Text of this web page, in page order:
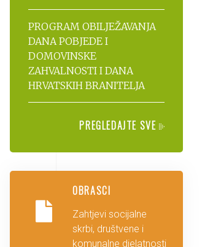
PROGRAM OBILJEŽAVANJA
DANA POBJEDE I
DOMOVINSKE
ZAHVALNOSTI I DANA
HRVATSKIH BRANITELJA
PREGLEDAJTE SVE
OBRASCI
Zahtjevi socijalne
skrbi, društvene i
komunalne djelatnosti